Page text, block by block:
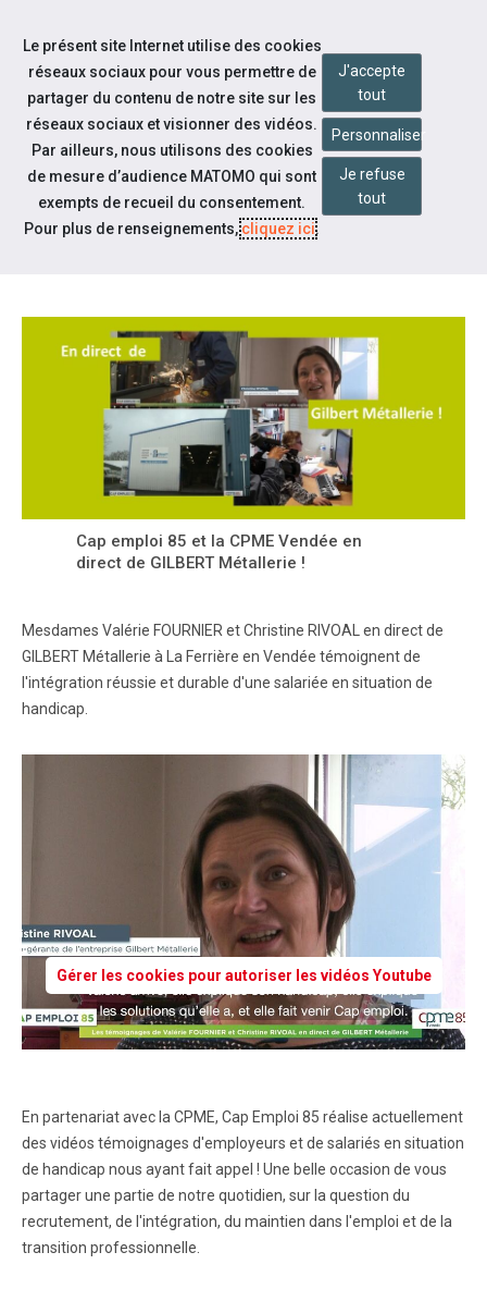
Aller au contenu
Qui sommes-nous ?
UNE INTÉGRATION DURABLE
Cap emploi 85 et la CPME Vendée en
direct de GILBERT Métallerie !
Mesdames Valérie FOURNIER et Christine RIVOAL en direct de
GILBERT Métallerie à La Ferrière en Vendée témoignent de
l'intégration réussie et durable d'une salariée en situation de
handicap.
Gérer les cookies pour autoriser les vidéos Youtube
En partenariat avec la CPME, Cap Emploi 85 réalise actuellement
des vidéos témoignages d'employeurs et de salariés en situation
de handicap nous ayant fait appel ! Une belle occasion de vous
partager une partie de notre quotidien, sur la question du
recrutement, de l'intégration, du maintien dans l'emploi et de la
transition professionnelle.
Le présent site Internet utilise des cookies
réseaux sociaux pour vous permettre de
partager du contenu de notre site sur les
réseaux sociaux et visionner des vidéos.
Par ailleurs, nous utilisons des cookies
de mesure d’audience MATOMO qui sont
exempts de recueil du consentement.
Pour plus de renseignements,cliquez ici.
J'accepte
tout
Personnaliser
Je refuse
tout